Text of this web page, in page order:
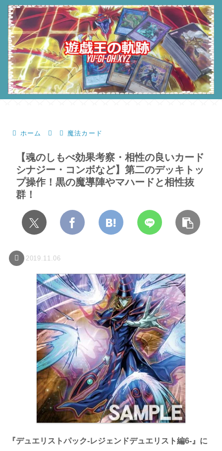
ホーム 魔法カード
【魂のしもべ効果考察・相性の良いカード
シナジー・コンボなど】第二のデッキトッ
プ操作！黒の魔導陣やマハードと相性抜
群！
2019.11.06
『デュエリストパック-レジェンドデュエリスト編6-』に